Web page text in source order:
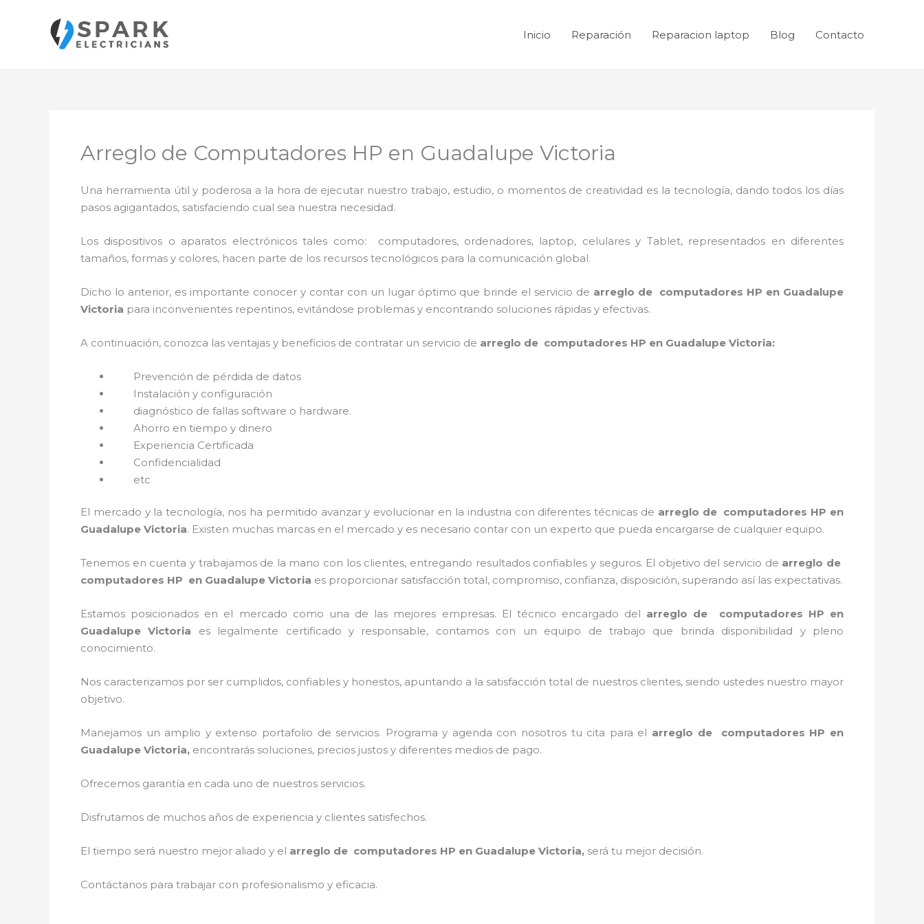
contenido
Inicio Reparación Reparacion laptop Blog Contacto
Arreglo de Computadores HP en Guadalupe Victoria
Una herramienta útil y poderosa a la hora de ejecutar nuestro trabajo, estudio, o momentos de creatividad es la tecnología, dando todos los días
pasos agigantados, satisfaciendo cual sea nuestra necesidad.
Los dispositivos o aparatos electrónicos tales como: computadores, ordenadores, laptop, celulares y Tablet, representados en diferentes
tamaños, formas y colores, hacen parte de los recursos tecnológicos para la comunicación global.
Dicho lo anterior, es importante conocer y contar con un lugar óptimo que brinde el servicio de arreglo de computadores HP en Guadalupe
Victoria para inconvenientes repentinos, evitándose problemas y encontrando soluciones rápidas y efectivas.
A continuación, conozca las ventajas y beneficios de contratar un servicio de arreglo de computadores HP en Guadalupe Victoria:
Prevención de pérdida de datos
Instalación y configuración
diagnóstico de fallas software o hardware.
Ahorro en tiempo y dinero
Experiencia Certificada
Confidencialidad
etc
El mercado y la tecnología, nos ha permitido avanzar y evolucionar en la industria con diferentes técnicas de arreglo de computadores HP en
Guadalupe Victoria. Existen muchas marcas en el mercado y es necesario contar con un experto que pueda encargarse de cualquier equipo.
Tenemos en cuenta y trabajamos de la mano con los clientes, entregando resultados confiables y seguros. El objetivo del servicio de arreglo de
computadores HP en Guadalupe Victoria es proporcionar satisfacción total, compromiso, confianza, disposición, superando así las expectativas.
Estamos posicionados en el mercado como una de las mejores empresas. El técnico encargado del arreglo de computadores HP en
Guadalupe Victoria es legalmente certificado y responsable, contamos con un equipo de trabajo que brinda disponibilidad y pleno
conocimiento.
Nos caracterizamos por ser cumplidos, confiables y honestos, apuntando a la satisfacción total de nuestros clientes, siendo ustedes nuestro mayor
objetivo.
Manejamos un amplio y extenso portafolio de servicios. Programa y agenda con nosotros tu cita para el arreglo de computadores HP en
Guadalupe Victoria, encontrarás soluciones, precios justos y diferentes medios de pago.
Ofrecemos garantía en cada uno de nuestros servicios.
Disfrutamos de muchos años de experiencia y clientes satisfechos.
El tiempo será nuestro mejor aliado y el arreglo de computadores HP en Guadalupe Victoria, será tu mejor decisión.
Contáctanos para trabajar con profesionalismo y eficacia.